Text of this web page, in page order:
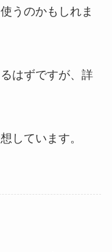
うのかもしれま
はずですが、詳
しています。